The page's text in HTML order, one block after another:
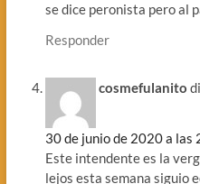
se dice peronista pero al
Responder
cosmefulanito
30 de junio de 2020 a las
Este intendente es la
lejos esta semana siguio